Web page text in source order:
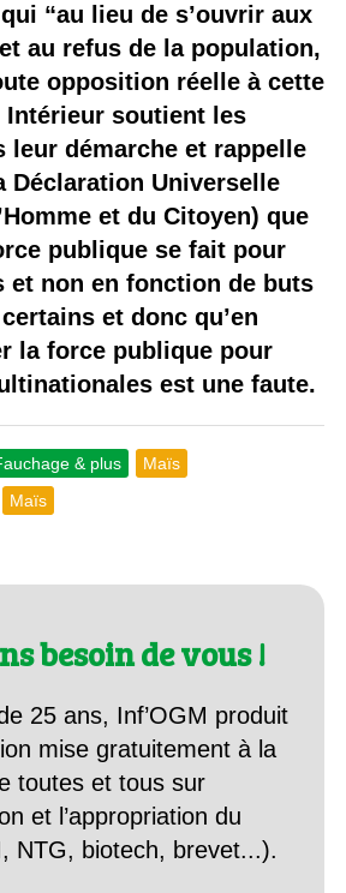
“au lieu de s’ouvrir aux
au refus de la population,
opposition réelle à cette
Intérieur soutient les
leur démarche et rappelle
Déclaration Universelle
et du Citoyen) que
publique se fait pour
et non en fonction de buts
et donc qu’en
la force publique pour
est une faute.
& plus
Maïs
Maïs
besoin de vous !
25 ans, Inf’OGM produit
mise gratuitement à la
toutes et tous sur
et l’appropriation du
NTG, biotech, brevet...).